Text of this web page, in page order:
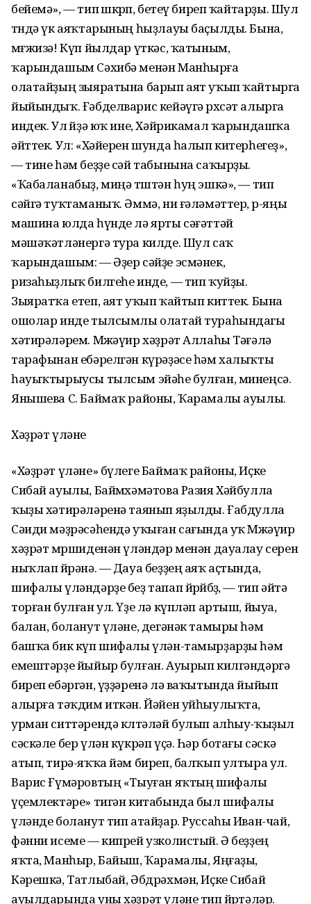
бейемә», — тип өшкөрөп, бетеү биреп ҡайтарҙы. Шул
төндә үк аяҡтарының һыҙлауы баҫылды. Бына,
мөғжизә! Күп йылдар үткәс, ҡатыным,
ҡарындашым Сәхибә менән Манһырға
олатайҙың зыяратына барып аят уҡып ҡайтырга
йыйындыҡ. Ғәбделварис кейәүгә рөхсәт алырга
индек. Ул өйҙә юҡ ине, Хәйрикамал ҡарындашҡа
әйттек. Ул: «Хәйерен шунда һалып китерһегеҙ»,
— тине һәм беҙҙе сәй табынына саҡырҙы.
«Ҡабаланабыҙ, миңә төштән һуң эшкә», — тип
сәйгә туҡтаманыҡ. Әммә, ни ғәләмәттер, өр-яңы
машина юлда һүнде лә ярты сәғәттәй
мәшәҡәтләнергә тура килде. Шул саҡ
ҡарындашым: — Әҙер сәйҙе эсмәнек,
ризаһыҙлыҡ билгеһе инде, — тип ҡуйҙы.
Зыяратҡа етеп, аят уҡып ҡайтып киттек. Бына
ошолар инде тылсымлы олатай тураһындагы
хәтирәләрем. Мөжәүир хәҙрәт Аллаһы Тәғәлә
тарафынан ебәрелгән күрәҙәсе һәм халыҡты
һауыҡтырыусы тылсым эйәһе булған, минеңсә.
Янышева С. Баймаҡ районы, Ҡарамалы ауылы.
Хәҙрәт үләне
«Хәҙрәт үләне» бүлеге Баймаҡ районы, Иҫке
Сибай ауылы, Баймөхәмәтова Разия Хәйбулла
ҡыҙы хәтирәләренә таянып яҙылды. Ғабдулла
Сәиди мәҙрәсәһендә уҡыған сағында уҡ Мөжәүир
хәҙрәт мөршиденән үләндәр менән дауалау серен
ныҡлап өйрәнә. — Дауа беҙҙең аяҡ аҫтында,
шифалы үләндәрҙе беҙ тапап йөрөйбөҙ, — тип әйтә
торған булған ул. Үҙе лә күпләп артыш, йыуа,
балан, боланут үләне, дегәнәк тамыры һәм
башҡа бик күп шифалы үлән-тамырҙарҙы һәм
емештәрҙе йыйыр булған. Ауырып килгәндәргә
биреп ебәргән, үҙҙәренә лә ваҡытында йыйып
алырға тәҡдим иткән. Йәйен уйһыулыҡта,
урман ситтәрендә көлтәләй булып алһыу-ҡыҙыл
сәскәле бер үлән күкрәп үҫә. Һәр ботағы сәскә
атып, тирә-яҡҡа йәм биреп, балҡып ултыра ул.
Варис Ғүмәровтың «Тыуған яҡтың шифалы
үҫемлектәре» тигән китабында был шифалы
үләнде боланут тип атайҙар. Руссаһы Иван-чай,
фәнни исеме — кипрей узколистый. Ә беҙҙең
яҡта, Манһыр, Байыш, Ҡарамалы, Яңғаҙы,
Кәрешкә, Татлыбай, Әбдрәхмән, Иҫке Сибай
ауылдарында уны хәҙрәт үләне тип йөрөтәләр.